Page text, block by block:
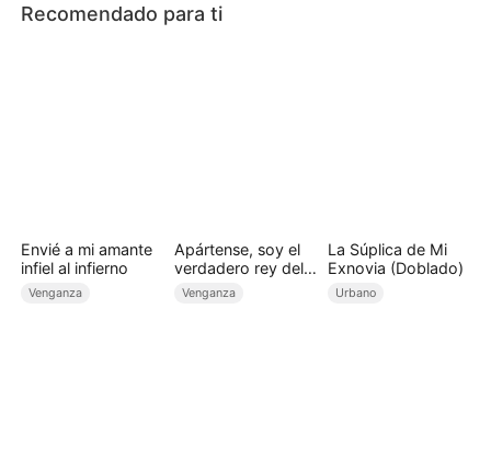
Recomendado para ti
Envié a mi amante
infiel al infierno
Venganza
Apártense, soy el
verdadero rey del
rap
Venganza
La Súplica de Mi
Exnovia (Doblado)
Urbano